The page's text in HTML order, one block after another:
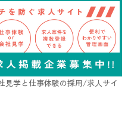
見学と仕事体験の採用/求人サイ